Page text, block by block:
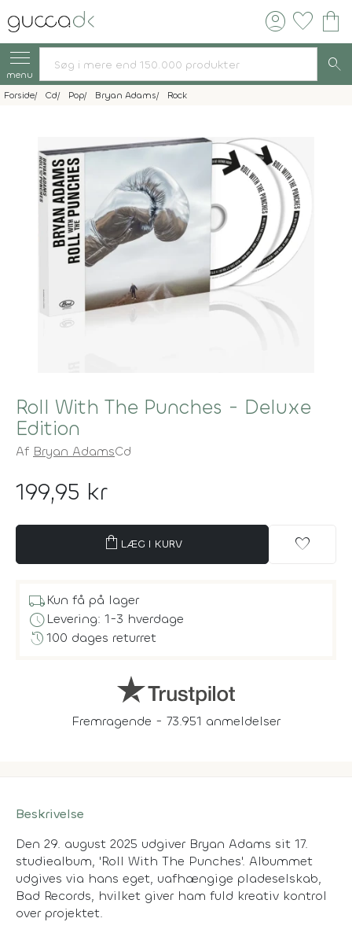
account_circle favorite shopping_bag
menu search
Forside Cd Pop Bryan Adams Rock
Roll With The Punches - Deluxe
Edition
Af Bryan AdamsCd
199,95 kr
shopping_bag LÆG I KURV favorite
local_shippingKun få på lager
scheduleLevering: 1-3 hverdage
history100 dages returret
Fremragende - 73.951 anmeldelser
Beskrivelse
Den 29. august 2025 udgiver Bryan Adams sit 17.
studiealbum, 'Roll With The Punches'. Albummet
udgives via hans eget, uafhængige pladeselskab,
Bad Records, hvilket giver ham fuld kreativ kontrol
over projektet.